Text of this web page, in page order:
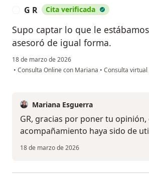
G R Cita verificada
Supo captar lo que le
asesoró de igual forma.
18 de marzo de 2026
• Consulta Online con Mariana • Consulta
Mariana Esguerra
GR, gracias por poner tu opinión,
acompañamiento haya sido de
18 de marzo de 2026